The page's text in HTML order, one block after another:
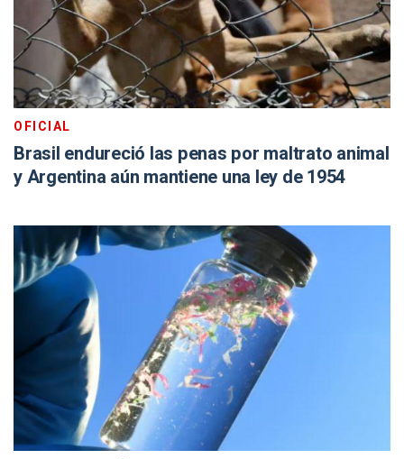
OFICIAL
Brasil endureció las penas por maltrato animal
y Argentina aún mantiene una ley de 1954